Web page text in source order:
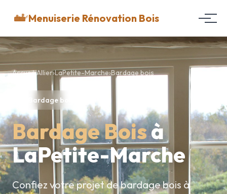
Menuiserie Rénovation Bois
Accueil›Allier›LaPetite-Marche›Bardage bois
Bardage bois
Bardage Boisà
LaPetite-Marche
Confiez votre projet de bardage bois à